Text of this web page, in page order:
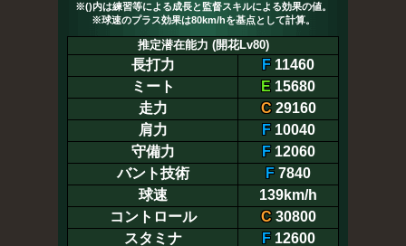
※()内は練習等による成長と監督スキルによる効果の値。
※球速のプラス効果は80km/hを基点として計算。
推定潜在能力 (開花Lv80)
長打力 F 11460
ミート
E 15680
走力
C29160
肩力
F10040
守備力
F12060
バント技術
F 7840
球速
139km/h
コントロール
C30800
スタミナ
F12600